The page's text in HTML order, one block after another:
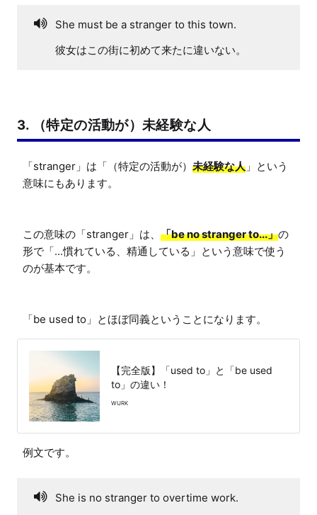
She must be a stranger to this town.
彼女はこの街に初めて来たに違いない。
3. （特定の活動が）未経験な人
「stranger」は「（特定の活動が） 未経験な人 」という
意味にもあります。
この意味の「stranger」は、 「be no stranger to...」の
形で「...慣れている、精通している」という意味で使う
のが基本です。
「be used to」とほぼ同義ということになります。
【完全版】「used to」と「be used
to」の違い！
WURK
例文です。
She is no stranger to overtime work.